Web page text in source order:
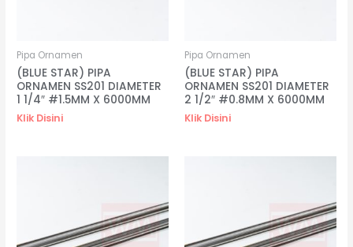
Pipa Ornamen
(BLUE STAR) PIPA
ORNAMEN SS201 DIAMETER
1 1/4″ #1.5MM X 6000MM
Klik Disini
Pipa Ornamen
(BLUE STAR) PIPA
ORNAMEN SS201 DIAMETER
2 1/2″ #0.8MM X 6000MM
Klik Disini